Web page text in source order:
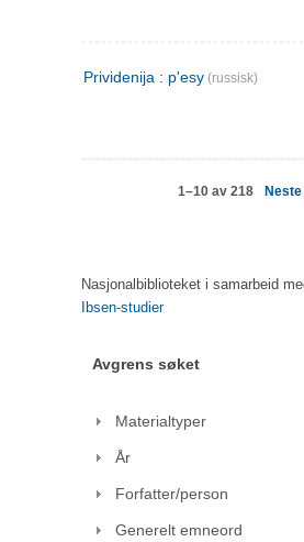
Prividenija : p'esy (russisk)
1–10 av 218 Neste
Nasjonalbiblioteket i samarbeid
Ibsen-studier
Avgrens søket
Materialtyper
År
Forfatter/person
Generelt emneord